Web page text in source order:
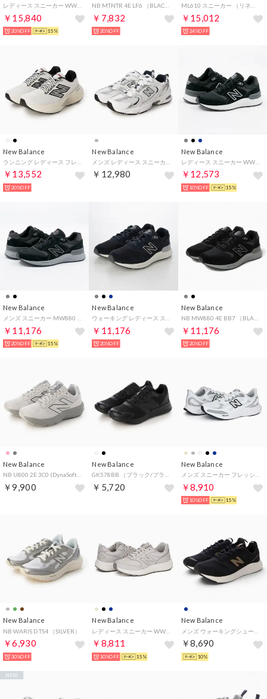
レディース スニーカー WW585 BK 4E 幅広 EEEE ゆったり ウォーキング 歩きやすい サイドジッパー （ブラック）
￥15,840
20%OFF 15%
NB MTNTR 4E LF6 （BLACK）
￥7,832
20%OFF
ML610 スニーカー （リネン）
￥15,012
24%OFF
New Balance
￥13,552
20%OFF
New Balance
￥12,980
New Balance
レディース スニーカー WW880 ウォーキング フレッシュフォーム 880 歩きやすい シンプル カジュアル （ブラック(BB7)）
￥12,573
10%OFF 15%
New Balance
メンズ スニーカー MW880 ウォーキング フレッシュフォーム 880 ウォーキング 歩きやすい カジュアル （ブラック(BB7)）
￥11,176
20%OFF 15%
New Balance
ウォーキング レディース スニーカー フレッシュフォーム WW880 new balance Walking Fresh Foam 880 v7 幅広2E スポーツ （ネイビー）
￥11,176
20%OFF
New Balance
NB MW880 4E BB7 （BLACK）
￥11,176
20%OFF
New Balance
￥9,900
New Balance
￥5,720
New Balance
￥8,910
10%OFF 15%
New Balance
NB WARIS D TS4 （SILVER）
￥6,930
30%OFF
New Balance
￥8,811
10%OFF 15%
New Balance
￥8,690
10%
NEW